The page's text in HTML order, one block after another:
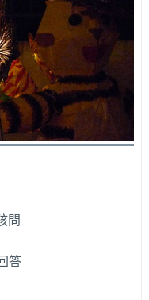
問
答